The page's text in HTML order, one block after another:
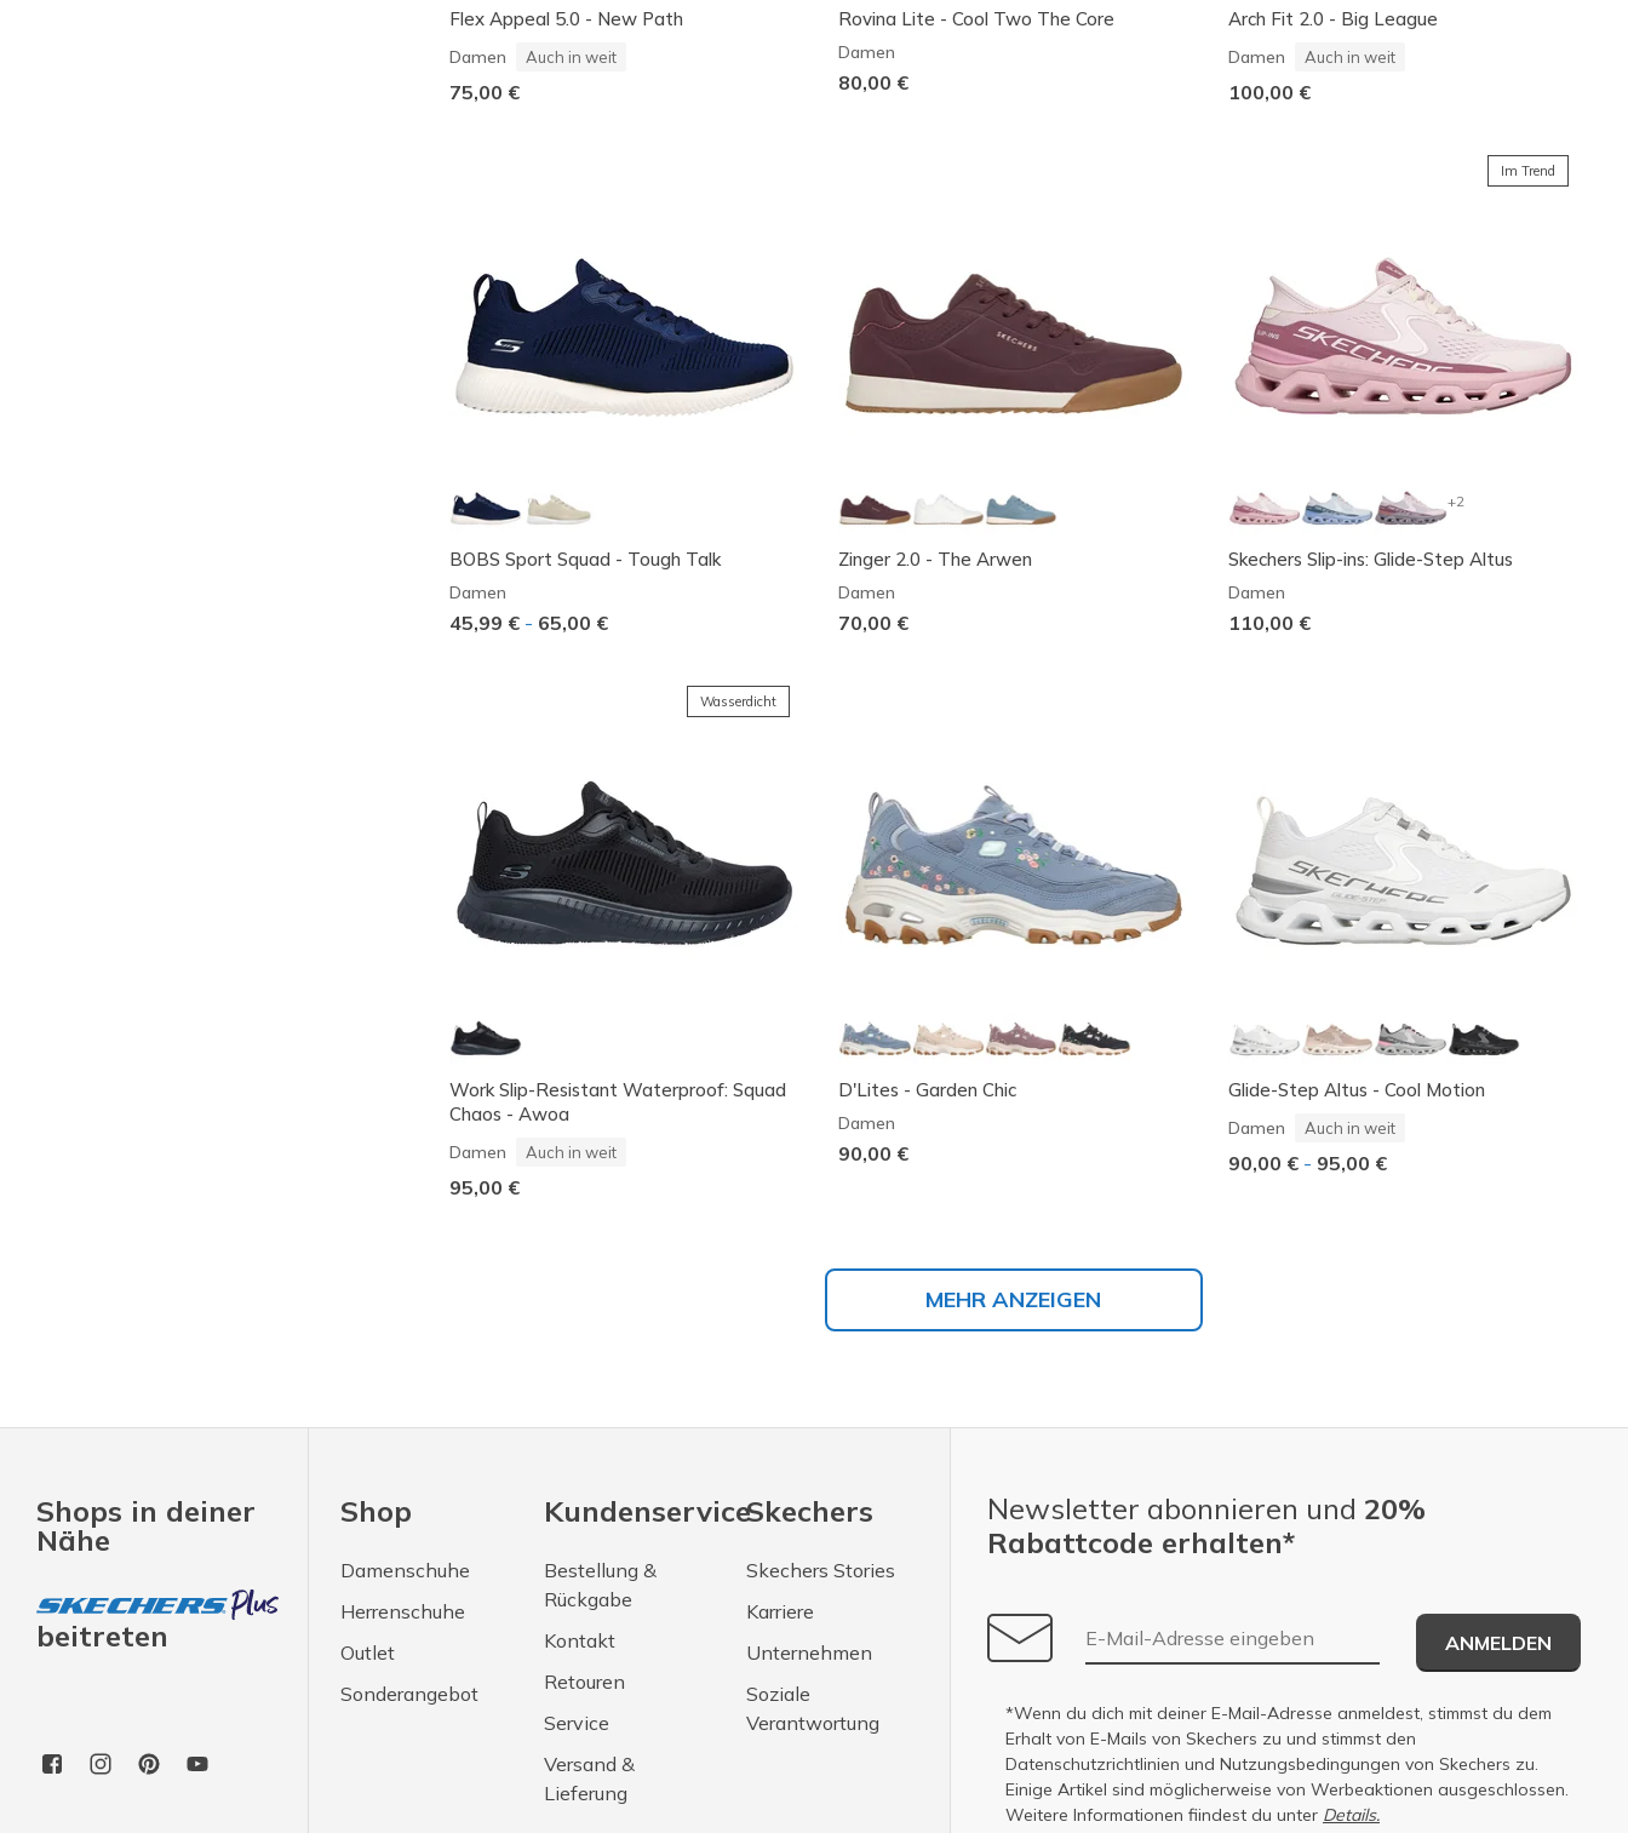
Flex Appeal 5.0 - New Path
Damen Auch in weit
75,00 €
Rovina Lite - Cool Two The Core
Damen
80,00 €
Arch Fit 2.0 - Big League
Damen Auch in weit
100,00 €
BOBS Sport Squad - Tough Talk
Damen
45,99 € - 65,00 €
Zinger 2.0 - The Arwen
Damen
70,00 €
Im Trend
+2
Skechers Slip-ins: Glide-Step Altus
Damen
110,00 €
Wasserdicht
Work Slip-Resistant Waterproof: Squad
Chaos - Awoa
Damen Auch in weit
95,00 €
D'Lites - Garden Chic
Damen
90,00 €
Glide-Step Altus - Cool Motion
Damen Auch in weit
90,00 € - 95,00 €
MEHR ANZEIGEN
Shops in deiner
Nähe
beitreten
Shop
Damenschuhe
Herrenschuhe
Outlet
Sonderangebot
Kundenservice
Bestellung &
Rückgabe
Kontakt
Retouren
Service
Versand &
Lieferung
Skechers
Skechers Stories
Karriere
Unternehmen
Soziale
Verantwortung
Newsletter abonnieren und 20%
Rabattcode erhalten*
E-Mail-Adresse
ANMELDEN
*Wenn du dich mit deiner E-Mail-Adresse anmeldest, stimmst du dem
Erhalt von E-Mails von Skechers zu und stimmst den
Datenschutzrichtlinien und Nutzungsbedingungen von Skechers zu.
Einige Artikel sind möglicherweise von Werbeaktionen ausgeschlossen.
Weitere Informationen fiindest du unter Details.